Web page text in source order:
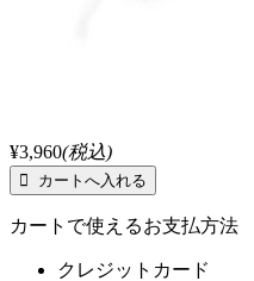
¥3,960(税込)
カートで使えるお支払方法
クレジットカード